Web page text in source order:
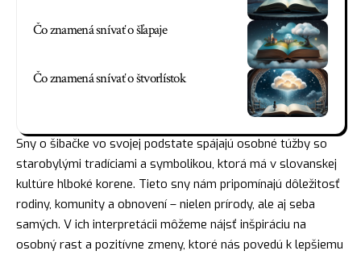
Čo znamená snívať o šľapaje
Čo znamená snívať o štvorlístok
Sny o šibačke vo svojej podstate spájajú osobné túžby so
starobylými tradíciami a symbolikou, ktorá má v slovanskej
kultúre hlboké korene. Tieto sny nám pripomínajú dôležitosť
rodiny, komunity a obnovení – nielen prírody, ale aj seba
samých. V ich interpretácii môžeme nájsť inšpiráciu na
osobný rast a pozitívne zmeny, ktoré nás povedú k lepšiemu